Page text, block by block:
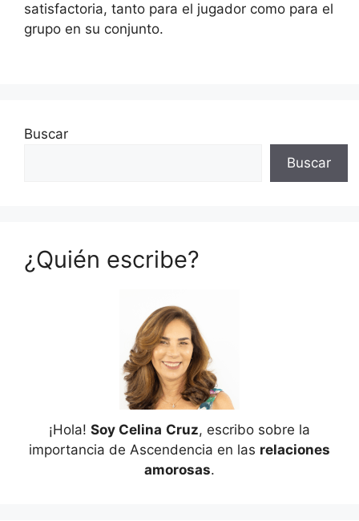
satisfactoria, tanto para el jugador como para el
grupo en su conjunto.
Buscar
Buscar
¿Quién escribe?
¡Hola! Soy Celina Cruz, escribo sobre la
importancia de Ascendencia en las relaciones
amorosas.